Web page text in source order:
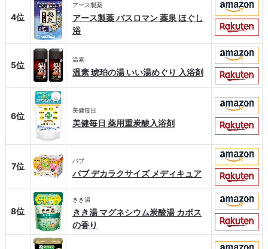
4位
アース製薬
アース製薬 バスロマン 薬泉 ほぐし
浴
5位
温素
温素 琥珀の湯 いい湯めぐり 入浴剤
6位
美健毎日
美健毎日 薬用重炭酸入浴剤
7位
バブ
バブ デカラクサイズ メディキュア
8位
きき湯
きき湯 マグネシウム炭酸湯 カボス
の香り